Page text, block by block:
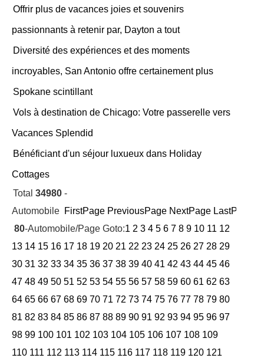
Offrir plus de vacances joies et souvenirs
passionnants à retenir par, Dayton a tout
Diversité des expériences et des moments
incroyables, San Antonio offre certainement plus
Spokane scintillant
Vols à destination de Chicago: Votre passerelle vers
Vacances Splendid
Bénéficiant d'un séjour luxueux dans Holiday
Cottages
Total 34980 -
Automobile FirstPage PreviousPage NextPage LastPage
80-Automobile/Page Goto:1 2 3 4 5 6 7 8 9 10 11 12
13 14 15 16 17 18 19 20 21 22 23 24 25 26 27 28 29
30 31 32 33 34 35 36 37 38 39 40 41 42 43 44 45 46
47 48 49 50 51 52 53 54 55 56 57 58 59 60 61 62 63
64 65 66 67 68 69 70 71 72 73 74 75 76 77 78 79 80
81 82 83 84 85 86 87 88 89 90 91 92 93 94 95 96 97
98 99 100 101 102 103 104 105 106 107 108 109
110 111 112 113 114 115 116 117 118 119 120 121